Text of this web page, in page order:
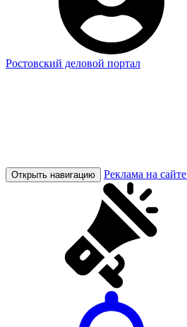
Ростовский деловой портал
Открыть навигацию Реклама на сайте